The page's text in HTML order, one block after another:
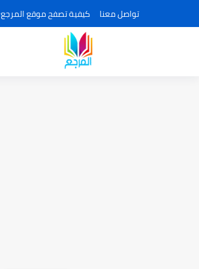
تواصل معنا كيفية تصفح موقع المرجع